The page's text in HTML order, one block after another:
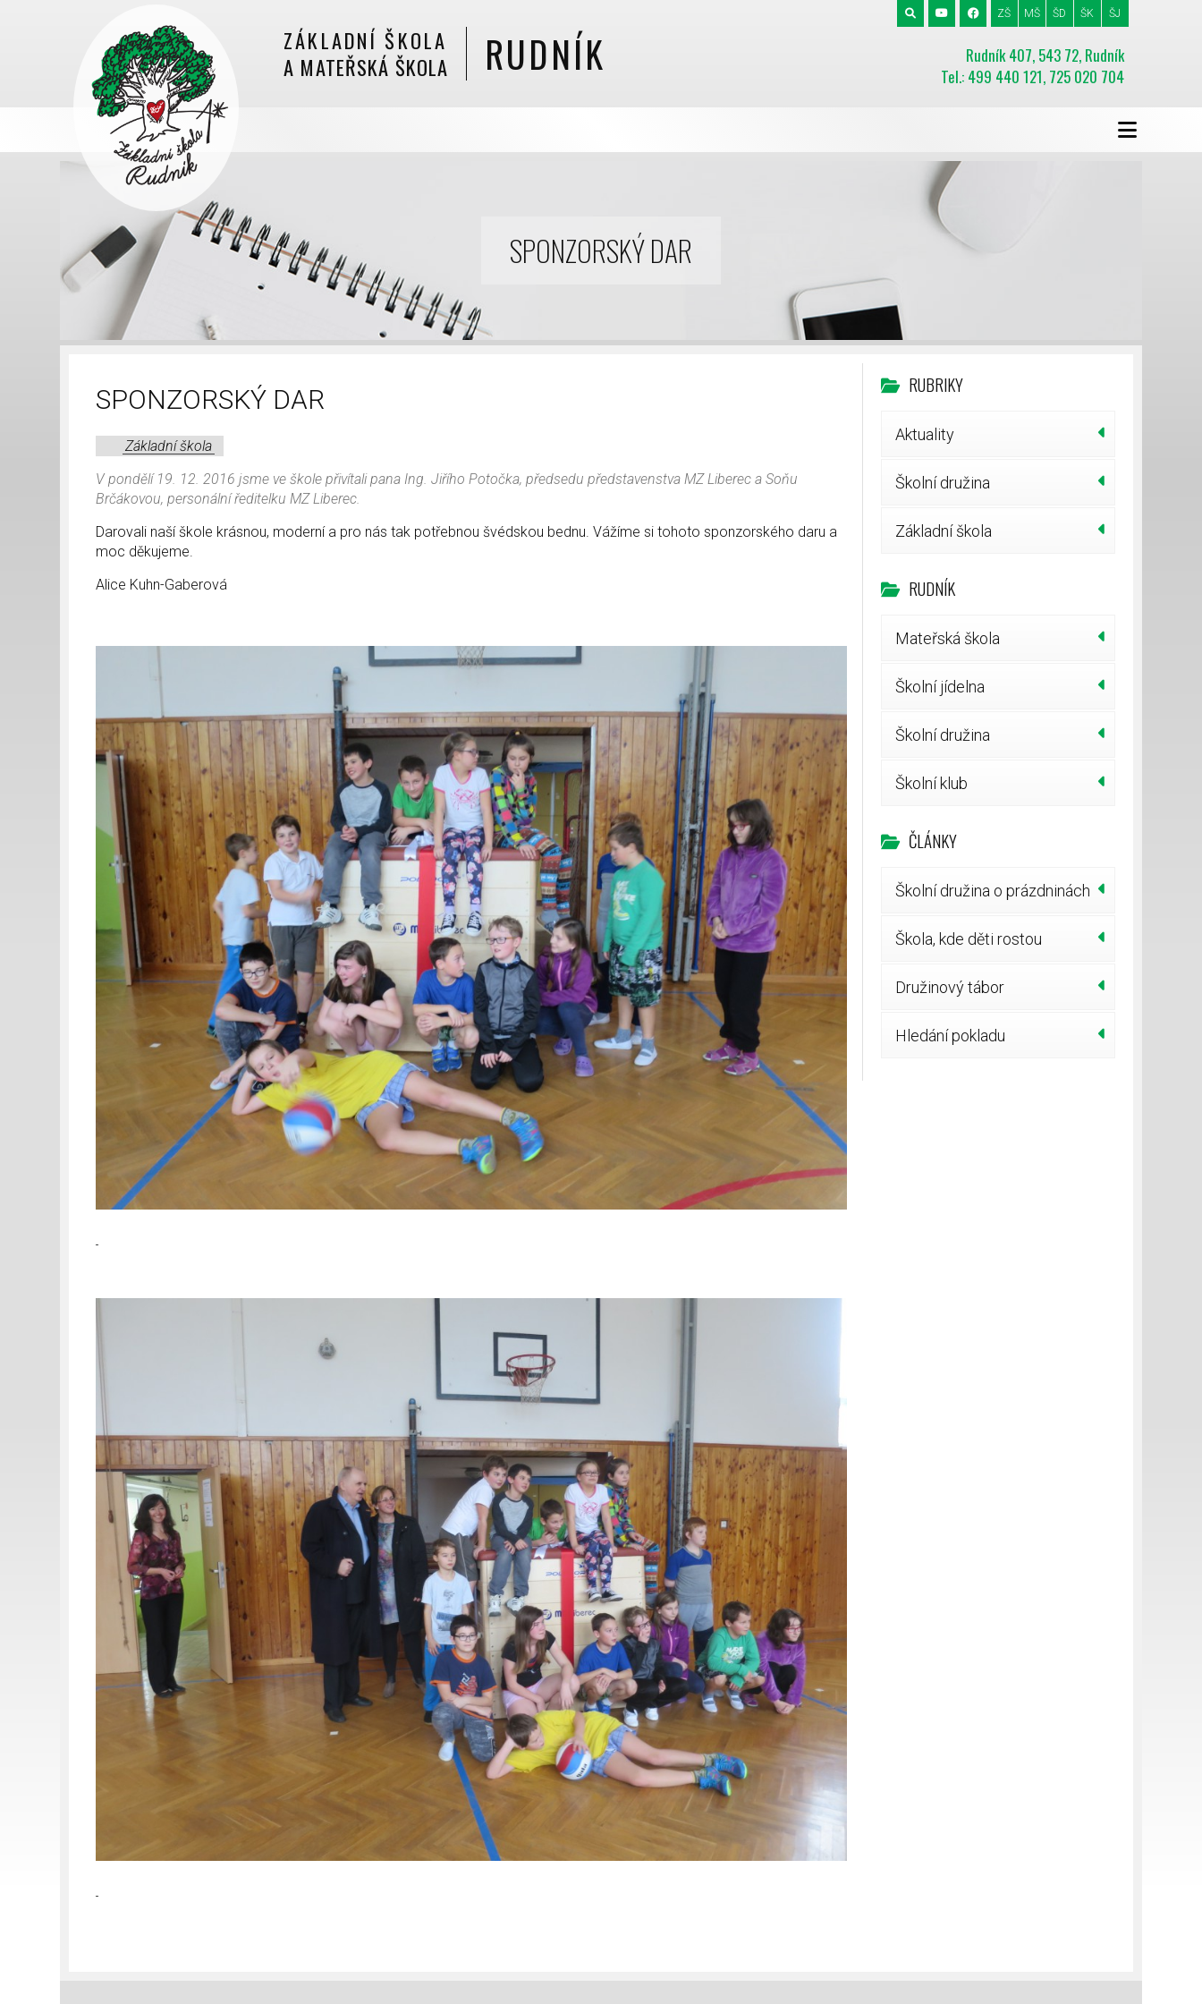
ZÁKLADNÍ ŠKOLA
A MATEŘSKÁ ŠKOLA
RUDNÍK
Rudník 407, 543 72, Rudník
Tel.: 499 440 121, 725 020 704
ZŠ MŠ ŠD ŠK ŠJ
SPONZORSKÝ DAR
SPONZORSKÝ DAR
Základní škola
V pondělí 19. 12. 2016 jsme ve škole přivítali pana Ing. Jiřího Potočka, předsedu představenstva MZ Liberec a Soňu
Brčákovou, personální ředitelku MZ Liberec.
Darovali naší škole krásnou, moderní a pro nás tak potřebnou švédskou bednu. Vážíme si tohoto sponzorského daru a
moc děkujeme.
Alice Kuhn-Gaberová
RUBRIKY
Aktuality
Školní družina
Základní škola
RUDNÍK
Mateřská škola
Školní jídelna
Školní družina
Školní klub
ČLÁNKY
Školní družina o prázdninách
Škola, kde děti rostou
Družinový tábor
Hledání pokladu